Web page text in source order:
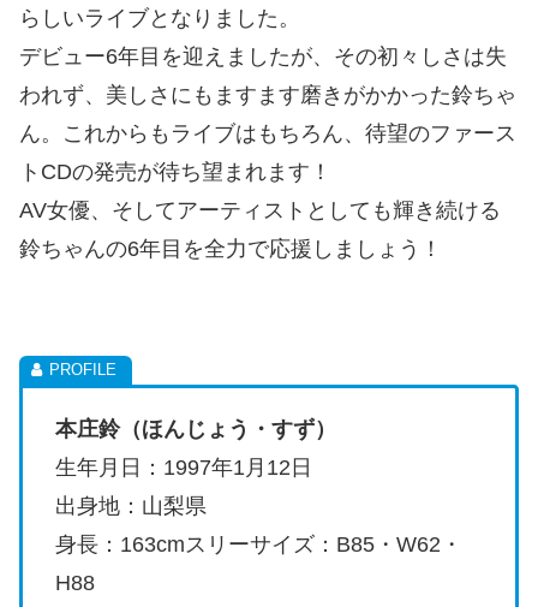
らしいライブとなりました。
デビュー6年目を迎えましたが、その初々しさは失
われず、美しさにもますます磨きがかかった鈴ちゃ
ん。これからもライブはもちろん、待望のファース
トCDの発売が待ち望まれます！
AV女優、そしてアーティストとしても輝き続ける
鈴ちゃんの6年目を全力で応援しましょう！
本庄鈴（ほんじょう・すず）
生年月日：1997年1月12日
出身地：山梨県
身長：163cmスリーサイズ：B85・W62・
H88